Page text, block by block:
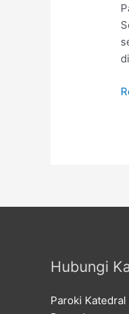
Hubungi
Paroki